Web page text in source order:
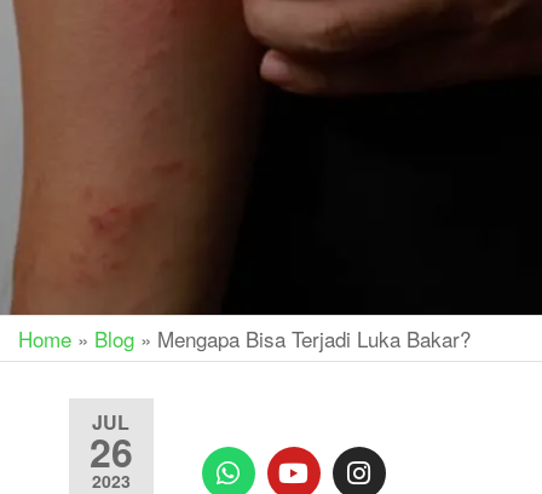
Home » Blog » Mengapa Bisa Terjadi Luka Bakar?
JUL
26
2023